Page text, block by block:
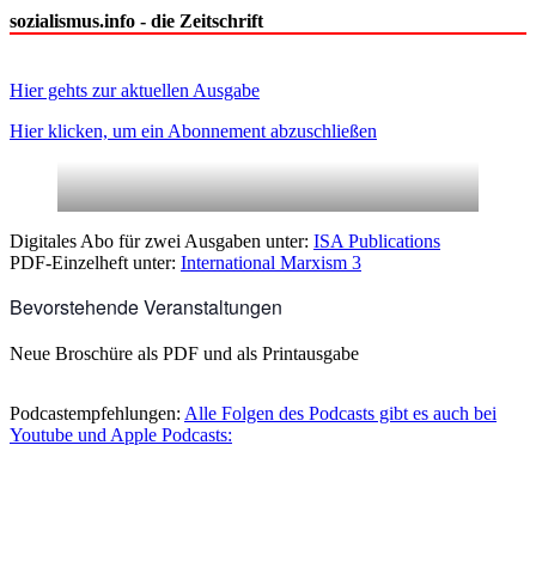
sozialismus.info - die Zeitschrift
Hier gehts zur aktuellen Ausgabe
Hier klicken, um ein Abonnement abzuschließen
Digitales Abo für zwei Ausgaben unter: ISA Publications
PDF-Einzelheft unter: International Marxism 3
Bevorstehende Veranstaltungen
Neue Broschüre als PDF und als Printausgabe
Podcastempfehlungen: Alle Folgen des Podcasts gibt es auch bei
Youtube und Apple Podcasts: